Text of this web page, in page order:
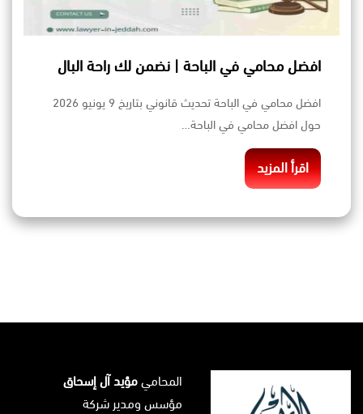
افضل محامي في الباحة | نضمن لك راحة البال
افضل محامي في الباحة تحديث قانوني بتاريخ 9 يونيو 2026
حول افضل محامي في الباحة…
اقرأ المزيد
المحاميمؤيد آل إسحاق
مؤسس ومدير شركة